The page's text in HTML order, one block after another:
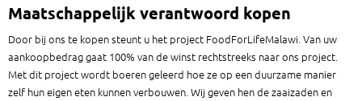
Maatschappelijk verantwoord kopen
Door bij ons te kopen steunt u het project FoodForLifeMalawi. Van uw
aankoopbedrag gaat 100% van de winst rechtstreeks naar ons project.
Met dit project wordt boeren geleerd hoe ze op een duurzame manier
zelf hun eigen eten kunnen verbouwen. Wij geven hen de zaaizaden en